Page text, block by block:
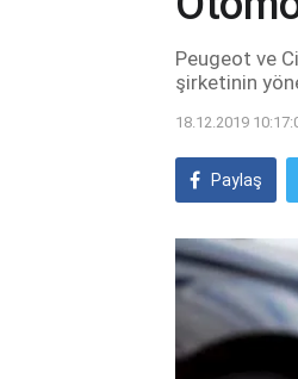
Peugeot ve
şirketinin
18.12.2019
Paylaş